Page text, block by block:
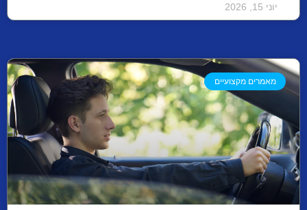
יוני 15, 2026
מאמרים מקצועיים